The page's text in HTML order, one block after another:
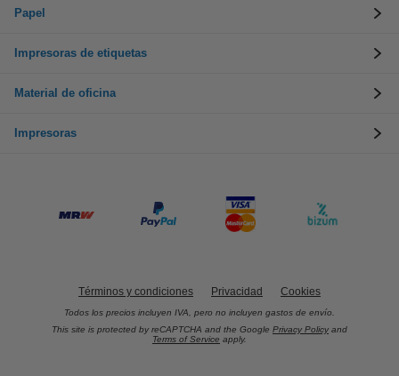
Papel
Impresoras de etiquetas
Material de oficina
Impresoras
Términos y condiciones Privacidad Cookies
Todos los precios incluyen IVA, pero no incluyen gastos de envío.
This site is protected by reCAPTCHA and the Google Privacy Policy and
Terms of Service apply.